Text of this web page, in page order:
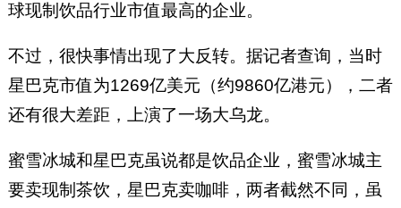
球现制饮品行业市值最高的企业。
不过，很快事情出现了大反转。据记者查询，当时
星巴克市值为1269亿美元（约9860亿港元），二者
还有很大差距，上演了一场大乌龙。
蜜雪冰城和星巴克虽说都是饮品企业，蜜雪冰城主
要卖现制茶饮，星巴克卖咖啡，两者截然不同，虽